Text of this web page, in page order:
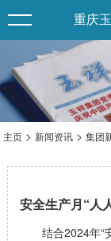
重庆
主页 >新闻资讯 >集团
安全生产月“人
结合2024年“